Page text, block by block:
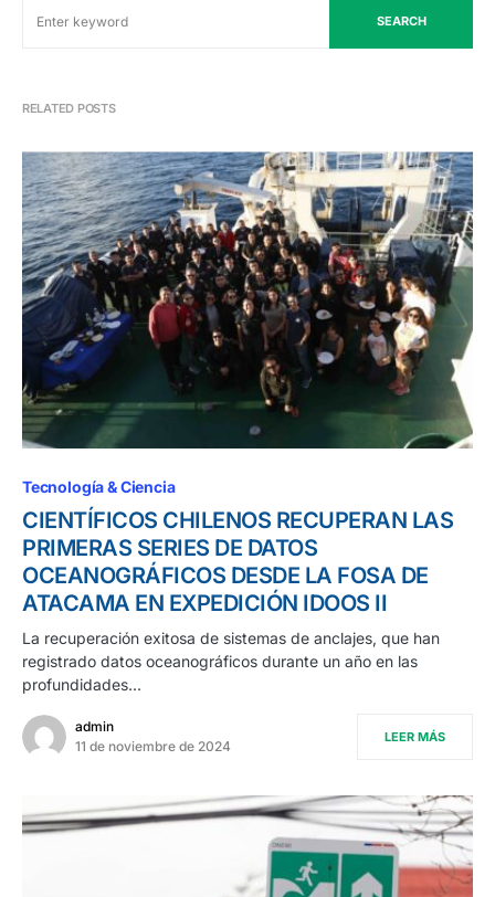
SEARCH
RELATED POSTS
Tecnología & Ciencia
CIENTÍFICOS CHILENOS RECUPERAN LAS
PRIMERAS SERIES DE DATOS
OCEANOGRÁFICOS DESDE LA FOSA DE
ATACAMA EN EXPEDICIÓN IDOOS II
La recuperación exitosa de sistemas de anclajes, que han
registrado datos oceanográficos durante un año en las
profundidades…
admin
11 de noviembre de 2024
LEER MÁS